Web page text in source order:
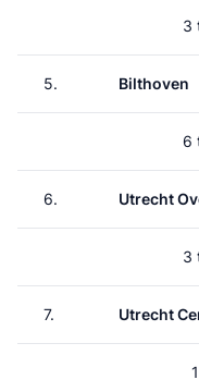
3
5. Bilthoven
6
6. Utrecht
3
7. Utrecht